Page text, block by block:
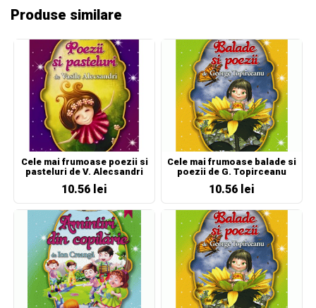
Produse similare
Cele mai frumoase poezii si
pasteluri de V. Alecsandri
10.56 lei
Cele mai frumoase balade si
poezii de G. Topirceanu
10.56 lei